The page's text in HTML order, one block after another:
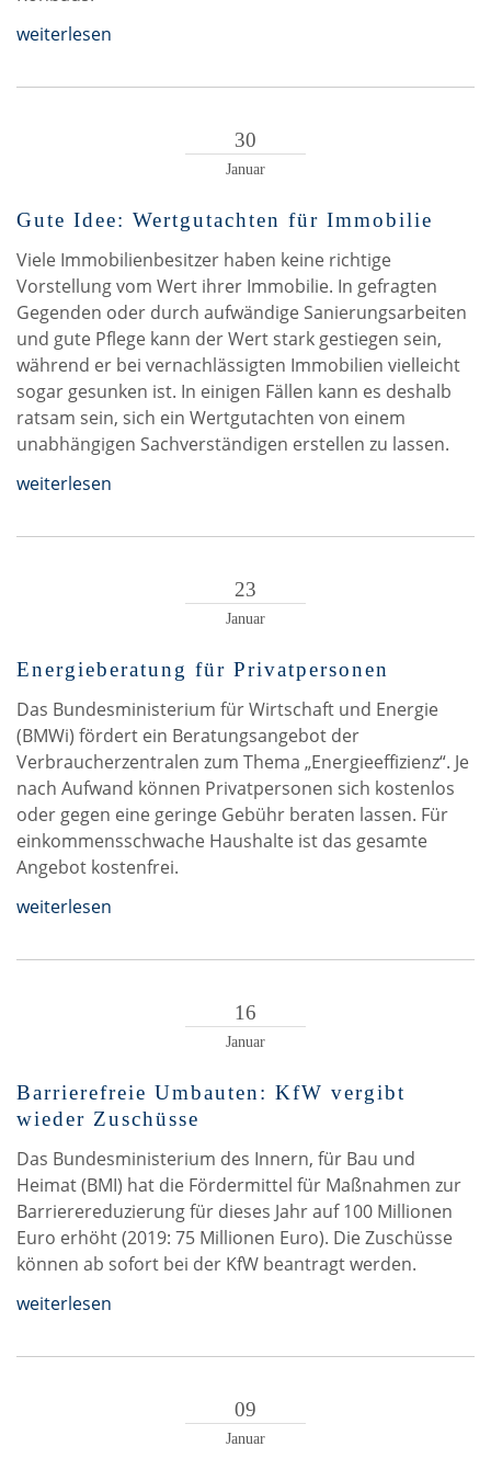
weiterlesen
30
Januar
Gute Idee: Wertgutachten für Immobilie
Viele Immobilienbesitzer haben keine richtige
Vorstellung vom Wert ihrer Immobilie. In gefragten
Gegenden oder durch aufwändige Sanierungsarbeiten
und gute Pflege kann der Wert stark gestiegen sein,
während er bei vernachlässigten Immobilien vielleicht
sogar gesunken ist. In einigen Fällen kann es deshalb
ratsam sein, sich ein Wertgutachten von einem
unabhängigen Sachverständigen erstellen zu lassen.
weiterlesen
23
Januar
Energieberatung für Privatpersonen
Das Bundesministerium für Wirtschaft und Energie
(BMWi) fördert ein Beratungsangebot der
Verbraucherzentralen zum Thema „Energieeffizienz“. Je
nach Aufwand können Privatpersonen sich kostenlos
oder gegen eine geringe Gebühr beraten lassen. Für
einkommensschwache Haushalte ist das gesamte
Angebot kostenfrei.
weiterlesen
16
Januar
Barrierefreie Umbauten: KfW vergibt
wieder Zuschüsse
Das Bundesministerium des Innern, für Bau und
Heimat (BMI) hat die Fördermittel für Maßnahmen zur
Barrierereduzierung für dieses Jahr auf 100 Millionen
Euro erhöht (2019: 75 Millionen Euro). Die Zuschüsse
können ab sofort bei der KfW beantragt werden.
weiterlesen
09
Januar